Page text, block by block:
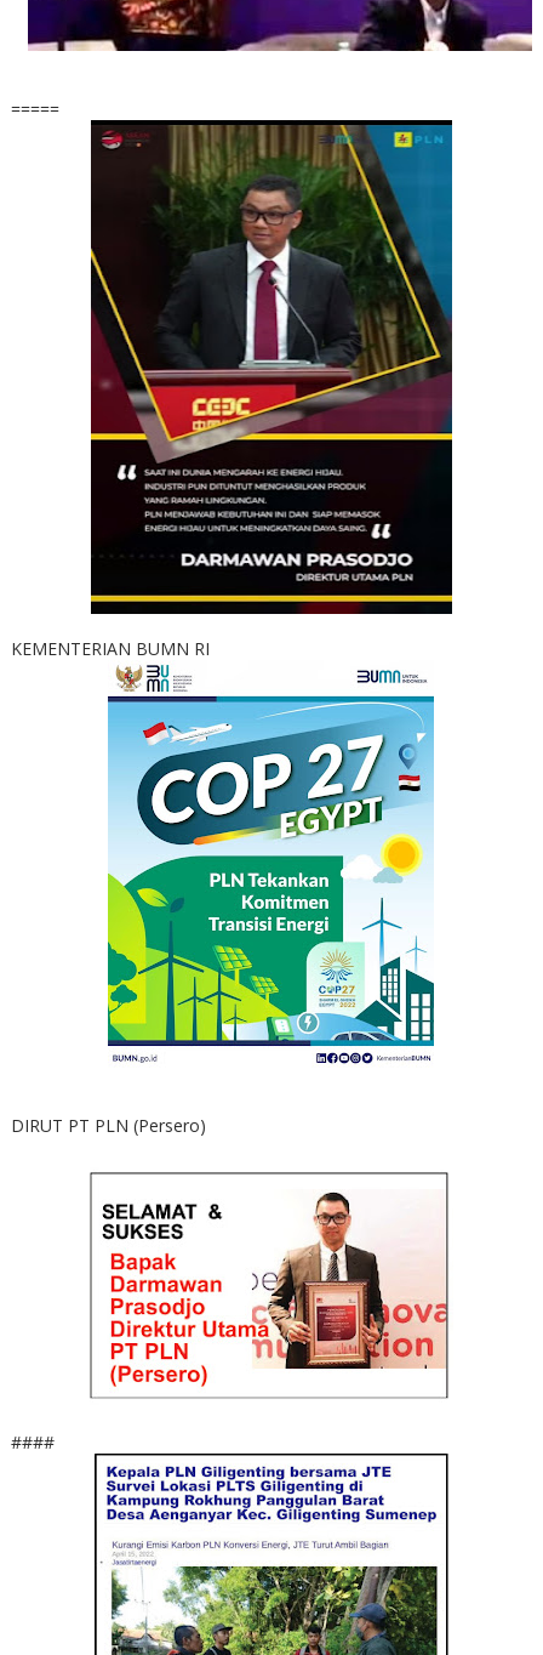
=====
KEMENTERIAN BUMN RI
DIRUT PT PLN (Persero)
####